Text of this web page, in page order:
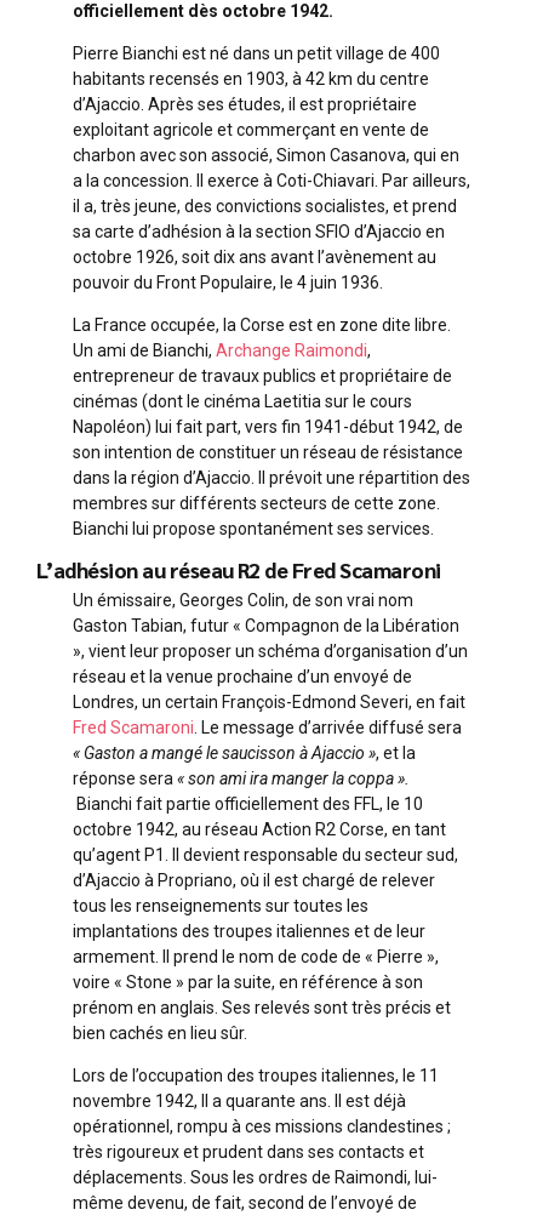
officiellement dès octobre 1942.
Pierre Bianchi est né dans un petit village de 400
habitants recensés en 1903, à 42 km du centre
d’Ajaccio. Après ses études, il est propriétaire
exploitant agricole et commerçant en vente de
charbon avec son associé, Simon Casanova, qui en
a la concession. Il exerce à Coti-Chiavari. Par ailleurs,
il a, très jeune, des convictions socialistes, et prend
sa carte d’adhésion à la section SFIO d’Ajaccio en
octobre 1926, soit dix ans avant l’avènement au
pouvoir du Front Populaire, le 4 juin 1936.
La France occupée, la Corse est en zone dite libre.
Un ami de Bianchi, Archange Raimondi,
entrepreneur de travaux publics et propriétaire de
cinémas (dont le cinéma Laetitia sur le cours
Napoléon) lui fait part, vers fin 1941-début 1942, de
son intention de constituer un réseau de résistance
dans la région d’Ajaccio. Il prévoit une répartition des
membres sur différents secteurs de cette zone.
Bianchi lui propose spontanément ses services.
L’adhésion au réseau R2 de Fred Scamaroni
Un émissaire, Georges Colin, de son vrai nom
Gaston Tabian, futur « Compagnon de la Libération
», vient leur proposer un schéma d’organisation d’un
réseau et la venue prochaine d’un envoyé de
Londres, un certain François-Edmond Severi, en fait
Fred Scamaroni . Le message d’arrivée diffusé sera
« Gaston a mangé le saucisson à Ajaccio », et la
réponse sera « son ami ira manger la coppa ».
Bianchi fait partie officiellement des FFL, le 10
octobre 1942, au réseau Action R2 Corse, en tant
qu’agent P1. Il devient responsable du secteur sud,
d’Ajaccio à Propriano, où il est chargé de relever
tous les renseignements sur toutes les
implantations des troupes italiennes et de leur
armement. Il prend le nom de code de « Pierre »,
voire « Stone » par la suite, en référence à son
prénom en anglais. Ses relevés sont très précis et
bien cachés en lieu sûr.
Lors de l’occupation des troupes italiennes, le 11
novembre 1942, Il a quarante ans. Il est déjà
opérationnel, rompu à ces missions clandestines ;
très rigoureux et prudent dans ses contacts et
déplacements. Sous les ordres de Raimondi, lui-
même devenu, de fait, second de l’envoyé de